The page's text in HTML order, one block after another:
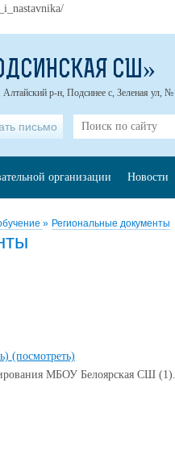
» Региональные документы
(посмотреть)
МБОУ Белоярская СШ
СШ»
Алтайский р-н, Подсинее с, Зеленая ул,
письмо
организации Новости